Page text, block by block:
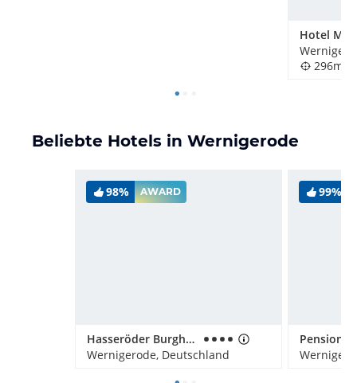
Hotel
296m
Beliebte Hotels in Wernigerode
98% AWARD
Hasseröder Burghotel
Wernigerode, Deutschland
99%